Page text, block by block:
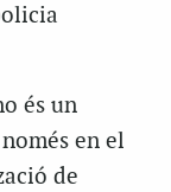
és un
en el
de